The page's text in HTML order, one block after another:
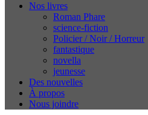
Nos livres
Roman Phare
science-fiction
Policier / Noir / Horreur
fantastique
novella
jeunesse
Des nouvelles
À propos
Nous joindre